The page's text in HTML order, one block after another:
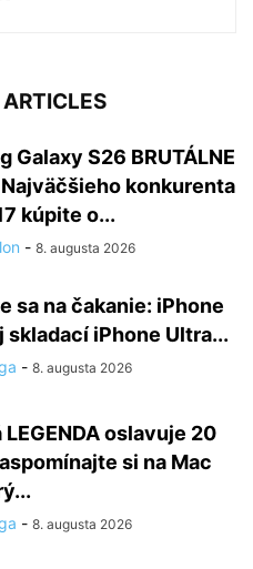
Galaxy S26 BRUTÁLNE
konkurenta
kúpite o...
- 8. augusta 2026
sa na čakanie: iPhone
skladací iPhone Ultra...
- 8. augusta 2026
LEGENDA oslavuje 20
si na Mac
- 8. augusta 2026